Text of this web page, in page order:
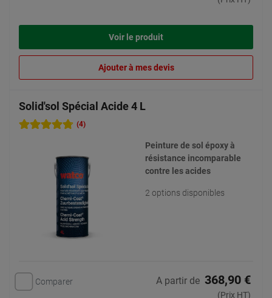
Voir le produit
Ajouter à mes devis
Solid'sol Spécial Acide 4 L
(4)
Peinture de sol époxy à
résistance incomparable
contre les acides
2 options disponibles
Comparer A partir de 368,90 €
(Prix HT)